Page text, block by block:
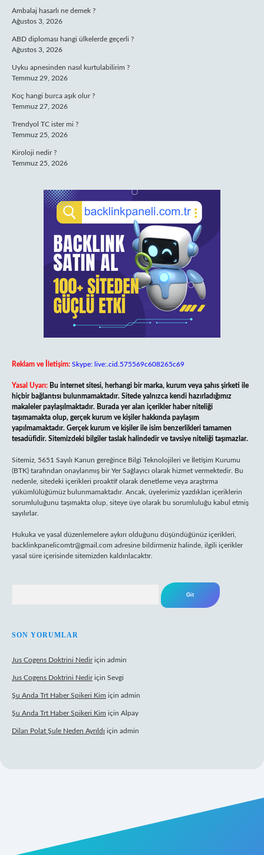
Ambalaj hasarlı ne demek ?
Ağustos 3, 2026
ABD diploması hangi ülkelerde geçerli ?
Ağustos 3, 2026
Uyku apnesinden nasıl kurtulabilirim ?
Temmuz 29, 2026
Koç hangi burca aşık olur ?
Temmuz 27, 2026
Trendyol TC ister mi ?
Temmuz 25, 2026
Kiroloji nedir ?
Temmuz 25, 2026
Reklam ve İletişim: Skype: live:.cid.575569c608265c69
Yasal Uyarı: Bu internet sitesi, herhangi bir marka, kurum veya şahıs şirketi ile
hiçbir bağlantısı bulunmamaktadır. Sitede yalnızca kendi hazırladığımız
makaleler paylaşılmaktadır. Burada yer alan içerikler haber niteliği
taşımamakta olup, gerçek kurum ve kişiler hakkında paylaşım
yapılmamaktadır. Gerçek kurum ve kişiler ile isim benzerlikleri tamamen
tesadüfidir. Sitemizdeki bilgiler taslak halindedir ve tavsiye niteliği taşımazlar.
Sitemiz, 5651 Sayılı Kanun gereğince Bilgi Teknolojileri ve İletişim Kurumu
(BTK) tarafından onaylanmış bir Yer Sağlayıcı olarak hizmet vermektedir. Bu
nedenle, sitedeki içerikleri proaktif olarak denetleme veya araştırma
yükümlülüğümüz bulunmamaktadır. Ancak, üyelerimiz yazdıkları içeriklerin
sorumluluğunu taşımakta olup, siteye üye olarak bu sorumluluğu kabul etmiş
sayılırlar.
Hukuka ve yasal düzenlemelere aykırı olduğunu düşündüğünüz içerikleri,
backlinkpanelicomtr@gmail.com adresine bildirmeniz halinde, ilgili içerikler
yasal süre içerisinde sitemizden kaldırılacaktır.
SON YORUMLAR
Jus Cogens Doktrini Nediriçin admin
Jus Cogens Doktrini Nediriçin Sevgi
Şu Anda Trt Haber Spikeri Kim için admin
Şu Anda Trt Haber Spikeri Kim için Alpay
Dilan Polat Şule Neden Ayrıldı için admin